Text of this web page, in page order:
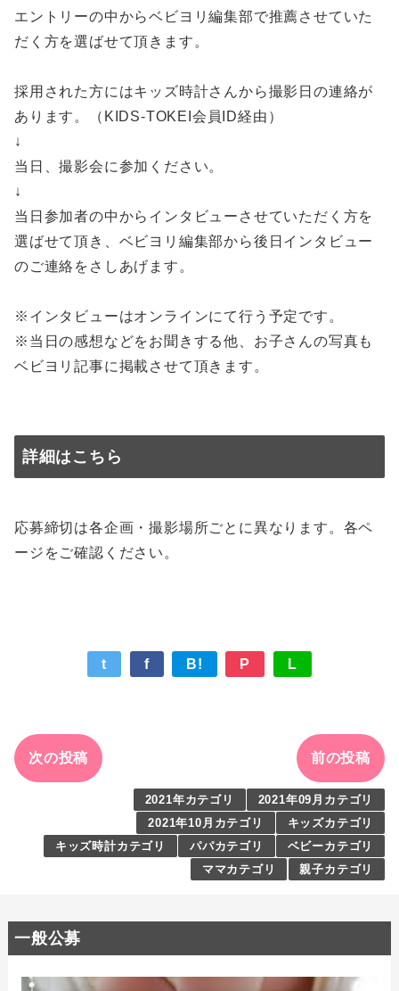
エントリーの中からベビヨリ編集部で推薦させていた
だく方を選ばせて頂きます。⠀⠀⠀
採用された方にはキッズ時計さんから撮影日の連絡が
あります。（KIDS-TOKEI会員ID経由）⠀⠀⠀
↓⠀⠀⠀
当日、撮影会に参加ください。⠀⠀⠀
↓⠀⠀⠀
当日参加者の中からインタビューさせていただく方を
選ばせて頂き、ベビヨリ編集部から後日インタビュー
のご連絡をさしあげます。⠀⠀⠀
※インタビューはオンラインにて行う予定です。⠀⠀⠀
※当日の感想などをお聞きする他、お子さんの写真も
ベビヨリ記事に掲載させて頂きます。
詳細はこちら
応募締切は各企画・撮影場所ごとに異なります。各ペ
ージをご確認ください。
t f B! P L
次の投稿 前の投稿
2021年カテゴリ
2021年09月カテゴリ
2021年10月カテゴリ
キッズカテゴリ
キッズ時計カテゴリ
パパカテゴリ
ベビーカテゴリ
ママカテゴリ
親子カテゴリ
一般公募